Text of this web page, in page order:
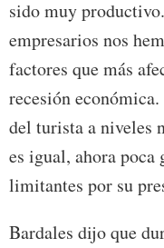
sido muy
empresarios nos
factores que más
recesión
del turista a niveles
es igual, ahora poca
limitantes por su
Bardales dijo que